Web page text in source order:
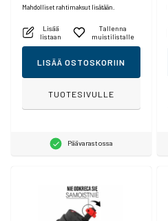
Mahdolliset rahtimaksut lisätään.
Lisää
listaan
Tallenna
muistilistalle
LISÄÄ OSTOSKORIIN
TUOTESIVULLE
Päävarastossa